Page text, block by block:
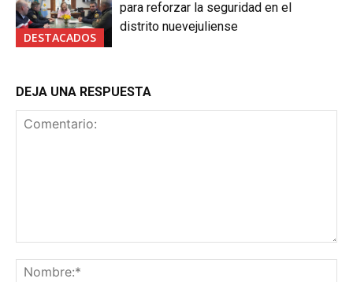
DESTACADOS
para reforzar la seguridad en el
distrito nuevejuliense
DEJA UNA RESPUESTA